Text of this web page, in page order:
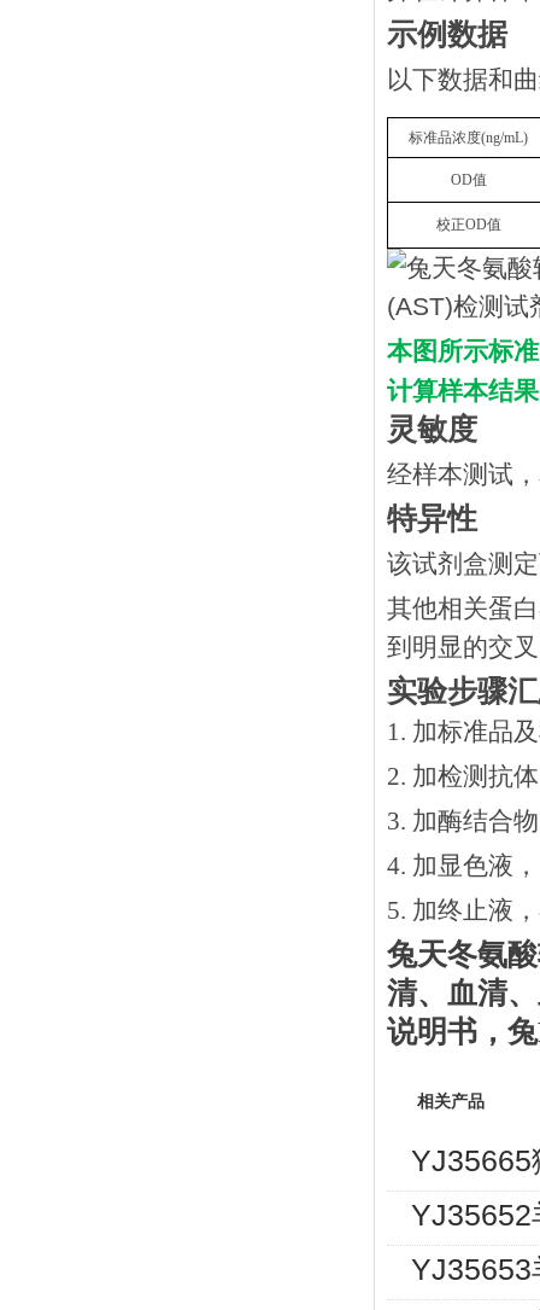
示例数据
以下数据和
标准品浓度(ng/mL)
OD值
校正OD值
本图所示标
计算样本结果
灵敏度
经样本测试
特异性
该试剂盒测
其他相关蛋
到明显的交
实验步骤
1. 加标准品
2. 加检测抗
3. 加酶结合
4. 加显色液
5. 加终止液
兔天冬氨
清、血清
说明书 ， 兔
相关产品
YJ35665
YJ35652
YJ35653